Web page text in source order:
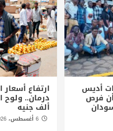
أديس
فرص
ارتفاع
ألف جنيه
6 أغسطس، 2026 12:33 م